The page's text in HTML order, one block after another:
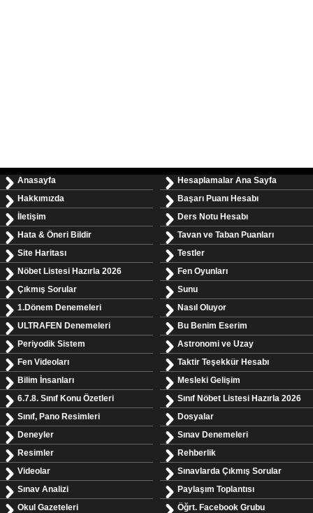
Anasayfa
Hakkımızda
İletişim
Hata & Öneri Bildir
Site Haritası
Nöbet Listesi Hazırla 2026
Çıkmış Sorular
1.Dönem Denemeleri
ULTRAFEN Denemeleri
Periyodik Sistem
Fen Videoları
Bilim İnsanları
6.7.8. Sınıf Konu Özetleri
Sınıf, Pano Resimleri
Deneyler
Resimler
Videolar
Sınav Analizi
Okul Gazeteleri
Hesaplamalar Ana Sayfa
Başarı Puanı Hesabı
Ders Notu Hesabı
Tavan ve Taban Puanları
Testler
Fen Oyunları
Sunu
Nasıl Oluyor
Bu Benim Eserim
Astronomi ve Uzay
Taktir Teşekkür Hesabı
Mesleki Gelişim
Sınıf Nöbet Listesi Hazırla 2026
Dosyalar
Sınav Denemeleri
Rehberlik
Sınavlarda Çıkmış Sorular
Paylaşım Toplantısı
Öğrt. Facebook Grubu